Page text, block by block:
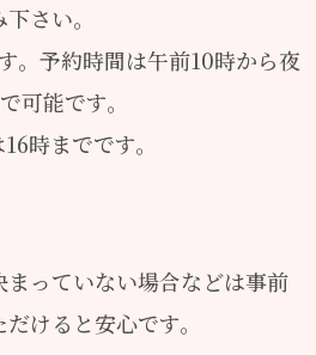
さい。
。予約時間は午前10時から夜
可能です。
時までです。
っていない場合などは事前
けると安心です。